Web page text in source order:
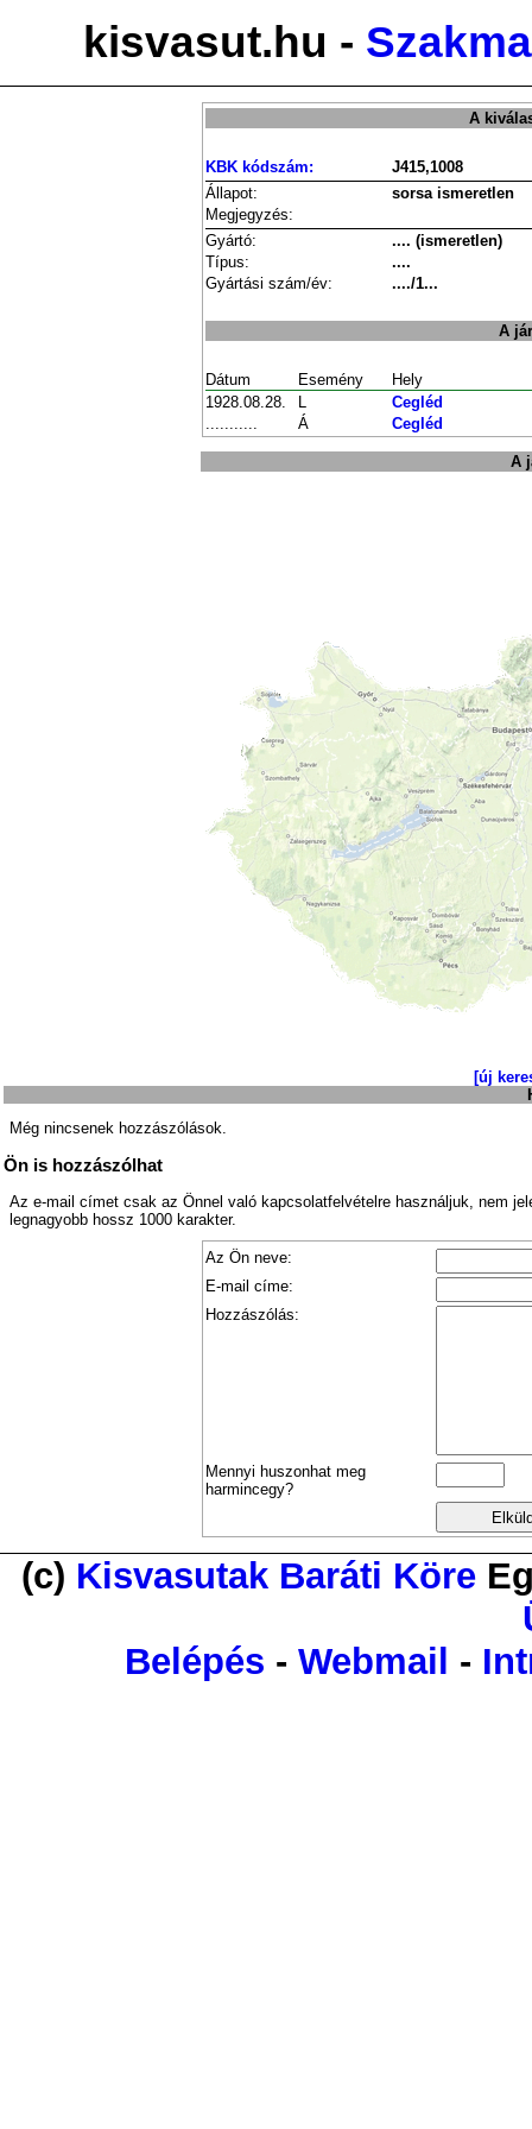
kisvasut.hu -
A
KBK kódszám:
J415,1008
Állapot:
sorsa ismeretlen
Megjegyzés:
Gyártó:
.... (ismeretlen)
Típus:
....
Gyártási szám/év:
..../1...
A
Dátum Esemény
Hely
1928.08.28.
L
Cegléd
...........
Á Cegléd
A
[új
Még nincsenek hozzászólások.
Ön is hozzászólhat
Az e-mail címet csak az Önnel való kapcsolatfelvételre használjuk, nem
legnagyobb hossz 1000 karakter.
Az Ön neve:
E-mail címe:
Hozzászólás:
Mennyi huszonhat meg
harmincegy?
(c) Kisvasutak Baráti Köre
Belépés - Webmail -